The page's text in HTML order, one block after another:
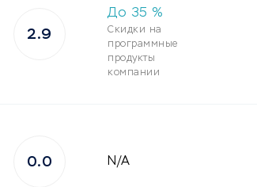
2.9
До 35 %
Скидки на
программные
продукты
компании
0.0 N/A